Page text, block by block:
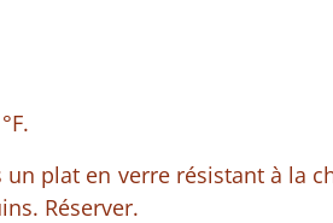
plat en verre résistant à la
Réserver.